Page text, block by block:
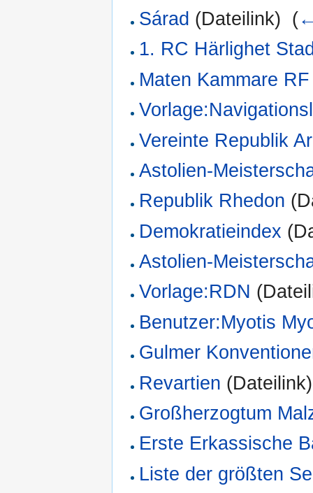
Sárad (Dateilink) ‎ (
1. RC Härlighet
Maten Kammare RF
Vereinte Republik
Astolien-
Republik Rhedon
Demokratieindex
Astolien-
Vorlage:RDN
Benutzer:Myotis
Gulmer
Revartien
Großherzogtum
Erste Erkassische
Liste der größten